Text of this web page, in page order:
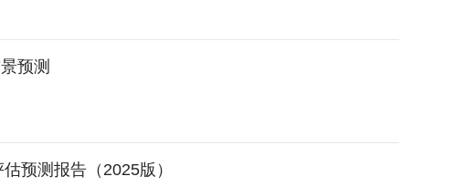
预测
预测报告（2025版）